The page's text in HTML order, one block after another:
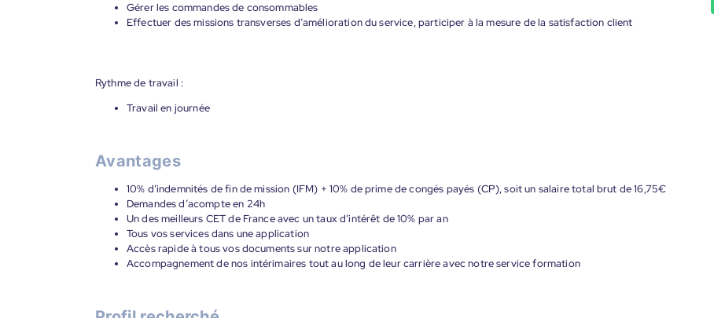
Gérer les commandes de consommables
Effectuer des missions transverses d’amélioration du service, participer à la mesure de la satisfaction client
Rythme de travail :
Travail en journée
Avantages
10% d’indemnités de fin de mission (IFM) + 10% de prime de congés payés (CP), soit un salaire total brut de 16,75€
Demandes d’acompte en 24h
Un des meilleurs CET de France avec un taux d’intérêt de 10% par an
Tous vos services dans une application
Accès rapide à tous vos documents sur notre application
Accompagnement de nos intérimaires tout au long de leur carrière avec notre service formation